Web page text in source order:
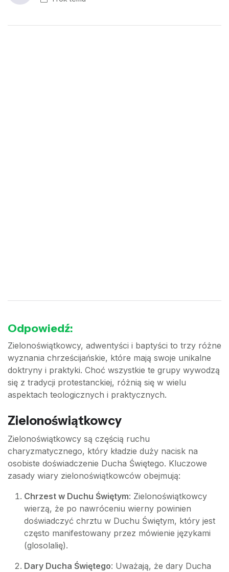
Odpowiedź:
Zielonoświątkowcy, adwentyści i baptyści to trzy różne
wyznania chrześcijańskie, które mają swoje unikalne
doktryny i praktyki. Choć wszystkie te grupy wywodzą
się z tradycji protestanckiej, różnią się w wielu
aspektach teologicznych i praktycznych.
Zielonoświątkowcy
Zielonoświątkowcy są częścią ruchu
charyzmatycznego, który kładzie duży nacisk na
osobiste doświadczenie Ducha Świętego. Kluczowe
zasady wiary zielonoświątkowców obejmują:
Chrzest w Duchu Świętym: Zielonoświątkowcy
wierzą, że po nawróceniu wierny powinien
doświadczyć chrztu w Duchu Świętym, który jest
często manifestowany przez mówienie językami
(glosolalię).
Dary Ducha Świętego: Uważają, że dary Ducha